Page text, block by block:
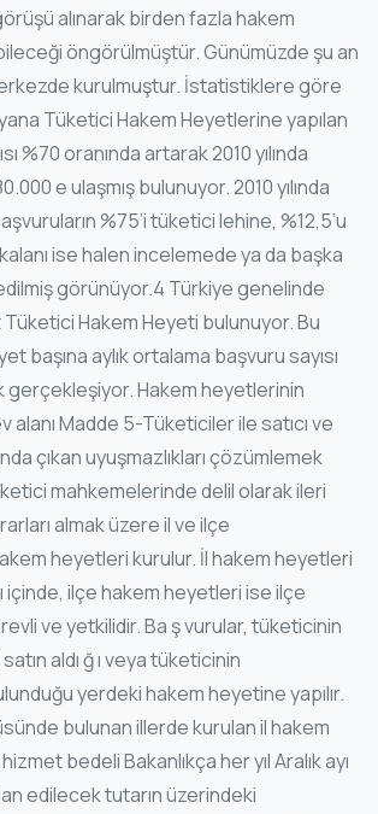
alınarak birden fazla hakem
öngörülmüştür. Günümüzde şu an
kurulmuştur. İstatistiklere göre
Tüketici Hakem Heyetlerine yapılan
%70 oranında artarak 2010 yılında
e ulaşmış bulunuyor. 2010 yılında
%75’i tüketici lehine, %12,5’u
ise halen incelemede ya da başka
görünüyor.4 Türkiye genelinde
Hakem Heyeti bulunuyor. Bu
başına aylık ortalama başvuru sayısı
gerçekleşiyor. Hakem heyetlerinin
alanı Madde 5-Tüketiciler ile satıcı ve
çıkan uyuşmazlıkları çözümlemek
mahkemelerinde delil olarak ileri
almak üzere il ve ilçe
heyetleri kurulur. İl hakem heyetleri
içinde, ilçe hakem heyetleri ise ilçe
ve yetkilidir. Ba ş vurular, tüketicinin
aldı ğ ı veya tüketicinin
yerdeki hakem heyetine yapılır.
bulunan illerde kurulan il hakem
bedeli Bakanlıkça her yıl Aralık ayı
edilecek tutarın üzerindeki